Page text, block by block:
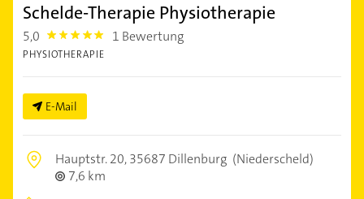
Schelde-Therapie Physiotherapie
5,0 5.0 1 Bewertung
PHYSIOTHERAPIE
E-Mail
Hauptstr. 20,35687 Dillenburg (Niederscheld)
7,6 km